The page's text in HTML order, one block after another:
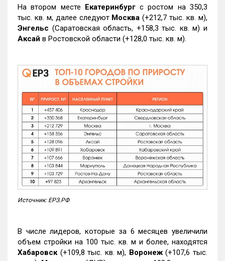
На втором месте Екатеринбургс ростом на 350,3
тыс. кв. м, далее следуют Москва (+212,7 тыс. кв. м),
Энгельс (Саратовская область, +158,3 тыс. кв. м) и
Аксай в Ростовской области (+128,0 тыс. кв. м).
Источник: ЕРЗ.РФ
В числе лидеров, которые за 6 месяцев увеличили
объем стройки на 100 тыс. кв. м и более, находятся
Хабаровск (+109,8 тыс. кв. м), Воронеж(+107,6 тыс.